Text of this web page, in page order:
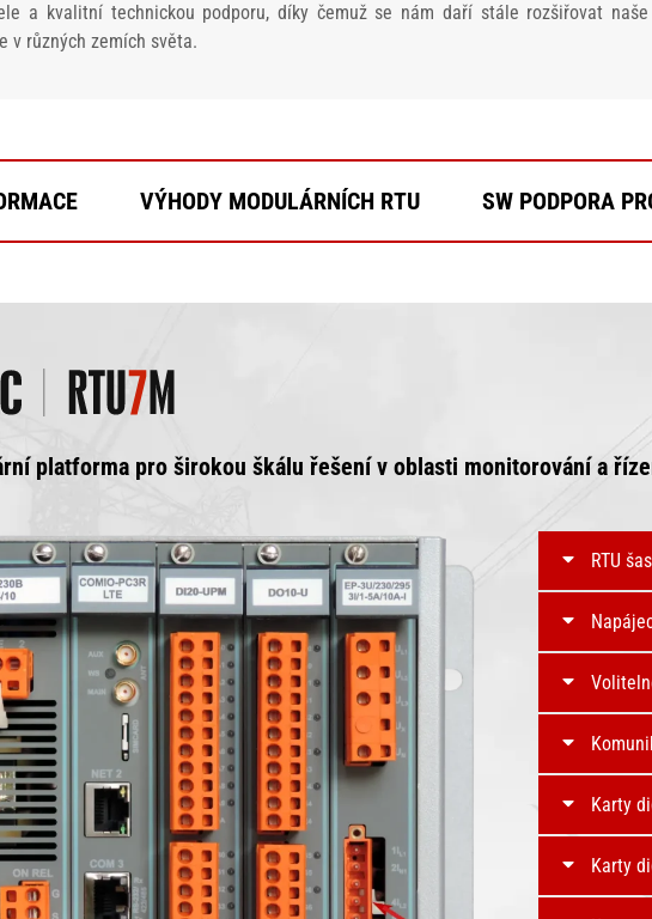
a kvalitní technickou podporu, díky čemuž se nám daří stále rozšiřovat naše
v různých zemích světa.
VÝHODY MODULÁRNÍCH RTU SW PODPORA
platforma pro širokou škálu řešení v oblasti monitorování a
RTU
Karty
Karty